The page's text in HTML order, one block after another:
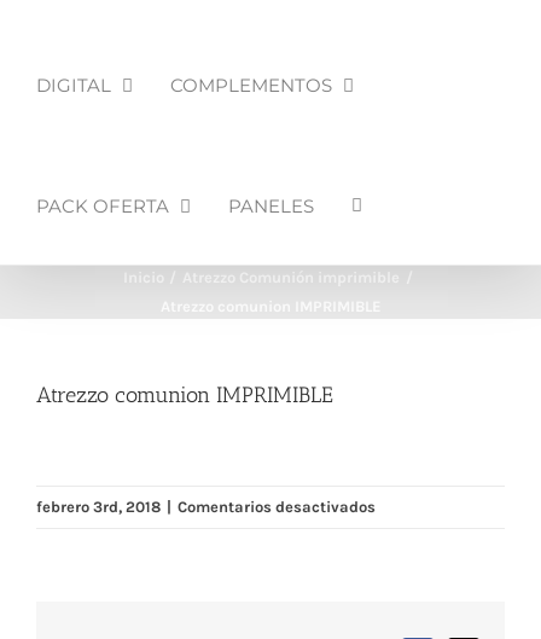
DIGITAL COMPLEMENTOS
PACK OFERTA PANELES
Atrezzo comunion IMPRIMIBLE
febrero 3rd, 2018 | Comentarios desactivados